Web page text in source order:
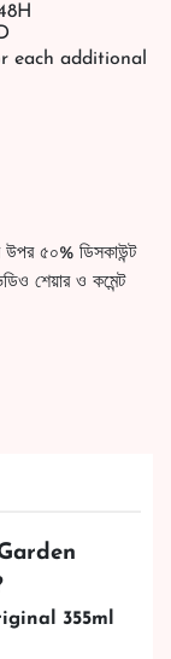
each additional
উপর ৫০% ডিসকাউন্ট
শেয়ার ও কমেন্ট
355ml